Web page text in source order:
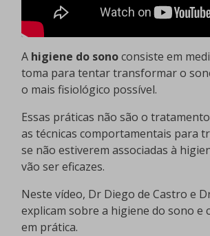
A higiene do sonoconsiste em
toma para tentar transformar o
o mais fisiológico possível.
Essas práticas não são o
as técnicas comportamentais para
se não estiverem associadas à
vão ser eficazes.
Neste vídeo, Dr Diego de Castro e
explicam sobre a higiene do sono e
em prática.